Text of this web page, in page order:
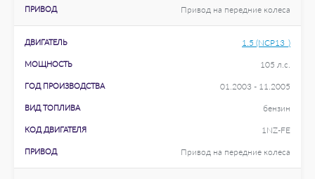
ПРИВОД Привод на передние колеса
ДВИГАТЕЛЬ 1.5 (NCP13_)
МОЩНОСТЬ 105 л.с.
ГОД ПРОИЗВОДСТВА 01.2003 - 11.2005
ВИД ТОПЛИВА бензин
КОД ДВИГАТЕЛЯ 1NZ-FE
ПРИВОД Привод на передние колеса